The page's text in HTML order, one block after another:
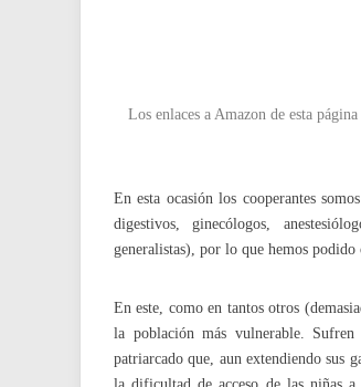
Los enlaces a Amazon de esta
En esta ocasión los cooperantes
digestivos, ginecólogos,
generalistas), por lo que hemos
En este, como en tantos otros
la población más vulnerable.
patriarcado que, aun extendiendo sus